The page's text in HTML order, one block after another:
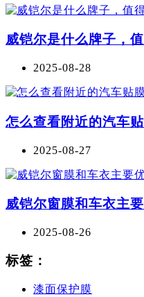
威铠尔是什么牌子，
2025-08-28
怎么查看附近的汽车
2025-08-27
威铠尔窗膜和车衣主
2025-08-26
标签：
漆面保护膜